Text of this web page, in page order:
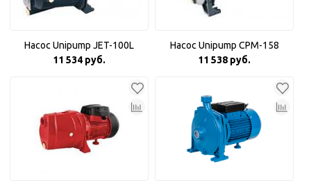
Насос Unipump JET-100L
11 534 руб.
Насос Unipump CPM-158
11 538 руб.